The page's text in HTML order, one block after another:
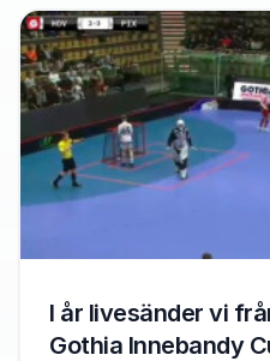
I år livesänder vi
Gothia Innebandy